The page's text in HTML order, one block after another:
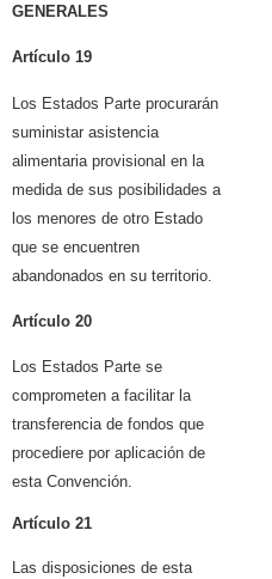
GENERALES
Artículo 19
Los Estados Parte procurarán
suministar asistencia
alimentaria provisional en la
medida de sus posibilidades a
los menores de otro Estado
que se encuentren
abandonados en su territorio.
Artículo 20
Los Estados Parte se
comprometen a facilitar la
transferencia de fondos que
procediere por aplicación de
esta Convención.
Artículo 21
Las disposiciones de esta